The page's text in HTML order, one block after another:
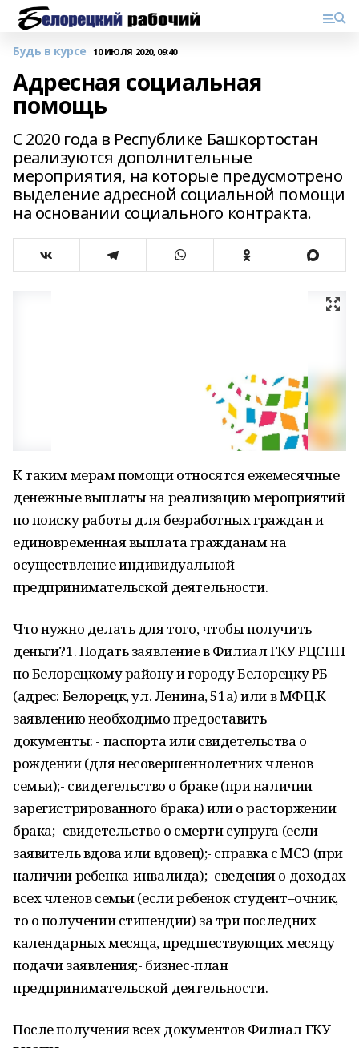
Будь в курсе 10 ИЮЛЯ 2020, 09:40
Адресная социальная
помощь
С 2020 года в Республике Башкортостан
реализуются дополнительные
мероприятия, на которые предусмотрено
выделение адресной социальной помощи
на основании социального контракта.
К таким мерам помощи относятся ежемесячные
денежные выплаты на реализацию мероприятий
по поиску работы для безработных граждан и
единовременная выплата гражданам на
осуществление индивидуальной
предпринимательской деятельности.
Что нужно делать для того, чтобы получить
деньги?1. Подать заявление в Филиал ГКУ РЦСПН
по Белорецкому району и городу Белорецку РБ
(адрес: Белорецк, ул. Ленина, 51а) или в МФЦ.К
заявлению необходимо предоставить
документы: - паспорта или свидетельства о
рождении (для несовершеннолетних членов
семьи);- свидетельство о браке (при наличии
зарегистрированного брака) или о расторжении
брака;- свидетельство о смерти супруга (если
заявитель вдова или вдовец);- справка с МСЭ (при
наличии ребенка-инвалида);- сведения о доходах
всех членов семьи (если ребенок студент–очник,
то о получении стипендии) за три последних
календарных месяца, предшествующих месяцу
подачи заявления;- бизнес-план
предпринимательской деятельности.
После получения всех документов Филиал ГКУ